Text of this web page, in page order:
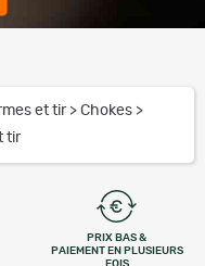
et tir > Chokes >
tir
PRIX BAS &
PAIEMENT EN PLUSIEURS
FOIS